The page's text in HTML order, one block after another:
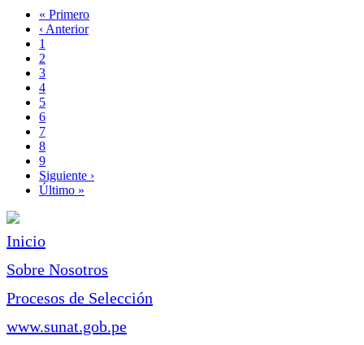
Paginación
Primera
página
« Primero
Página
anterior
‹ Anterior
Page
1
Page
2
Page
3
Página
actual
4
Page
5
Page
6
Page
7
Page
8
Page
9
Siguiente
página
Siguiente ›
Última
Último »
Inicio
Sobre Nosotros
Procesos de Selección
www.sunat.gob.pe